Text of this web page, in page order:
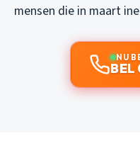
mensen die in maart
NU
BEL